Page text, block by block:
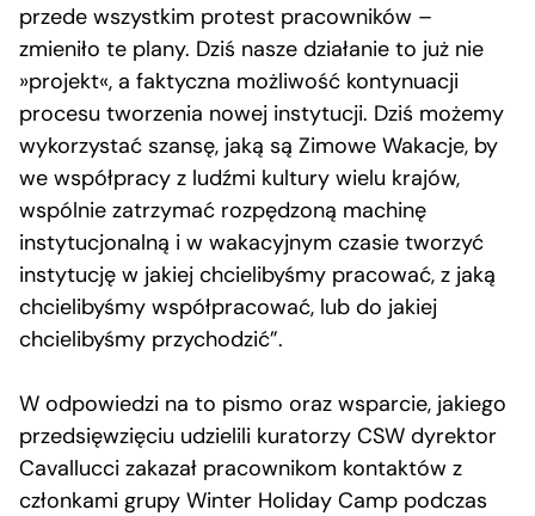
przede wszystkim protest pracowników –
zmieniło te plany. Dziś nasze działanie to już nie
»projekt«, a faktyczna możliwość kontynuacji
procesu tworzenia nowej instytucji. Dziś możemy
wykorzystać szansę, jaką są Zimowe Wakacje, by
we współpracy z ludźmi kultury wielu krajów,
wspólnie zatrzymać rozpędzoną machinę
instytucjonalną i w wakacyjnym czasie tworzyć
instytucję w jakiej chcielibyśmy pracować, z jaką
chcielibyśmy współpracować, lub do jakiej
chcielibyśmy przychodzić”.
W odpowiedzi na to pismo oraz wsparcie, jakiego
przedsięwzięciu udzielili kuratorzy CSW dyrektor
Cavallucci zakazał pracownikom kontaktów z
członkami grupy Winter Holiday Camp podczas